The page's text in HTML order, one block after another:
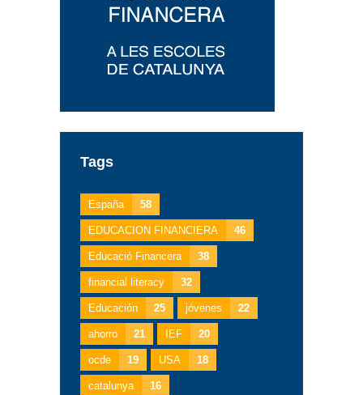
Tags
España 58
EDUCACION FINANCIERA 46
Educació Financera 38
financial literacy 32
Educación 25 jóvenes 22
ahorro 21 IEF 20
ocde 19 USA 18
catalunya 16